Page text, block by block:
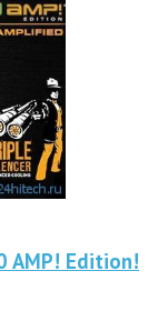
AMP! Edition!